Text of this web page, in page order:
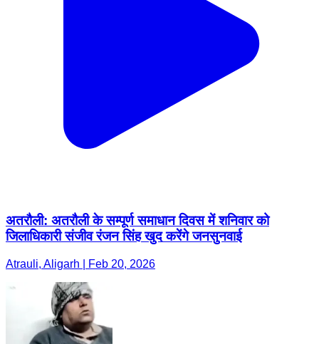
अतरौली: अतरौली के सम्पूर्ण समाधान दिवस में शनिवार को
जिलाधिकारी संजीव रंजन सिंह खुद करेंगे जनसुनवाई
Atrauli, Aligarh | Feb 20, 2026